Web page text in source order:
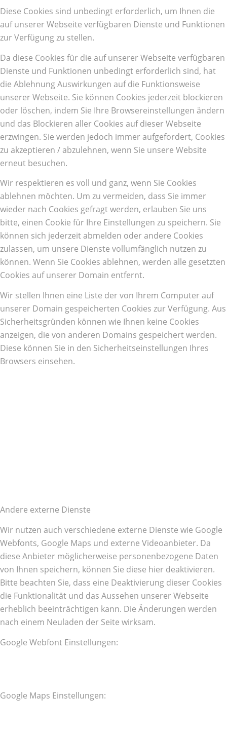
Diese Cookies sind unbedingt erforderlich, um Ihnen die
auf unserer Webseite verfügbaren Dienste und Funktionen
zur Verfügung zu stellen.
Da diese Cookies für die auf unserer Webseite verfügbaren
Dienste und Funktionen unbedingt erforderlich sind, hat
die Ablehnung Auswirkungen auf die Funktionsweise
unserer Webseite. Sie können Cookies jederzeit blockieren
oder löschen, indem Sie Ihre Browsereinstellungen ändern
und das Blockieren aller Cookies auf dieser Webseite
erzwingen. Sie werden jedoch immer aufgefordert, Cookies
zu akzeptieren / abzulehnen, wenn Sie unsere Website
erneut besuchen.
Wir respektieren es voll und ganz, wenn Sie Cookies
ablehnen möchten. Um zu vermeiden, dass Sie immer
wieder nach Cookies gefragt werden, erlauben Sie uns
bitte, einen Cookie für Ihre Einstellungen zu speichern. Sie
können sich jederzeit abmelden oder andere Cookies
zulassen, um unsere Dienste vollumfänglich nutzen zu
können. Wenn Sie Cookies ablehnen, werden alle gesetzten
Cookies auf unserer Domain entfernt.
Wir stellen Ihnen eine Liste der von Ihrem Computer auf
unserer Domain gespeicherten Cookies zur Verfügung. Aus
Sicherheitsgründen können wie Ihnen keine Cookies
anzeigen, die von anderen Domains gespeichert werden.
Diese können Sie in den Sicherheitseinstellungen Ihres
Browsers einsehen.
Andere externe Dienste
Wir nutzen auch verschiedene externe Dienste wie Google
Webfonts, Google Maps und externe Videoanbieter. Da
diese Anbieter möglicherweise personenbezogene Daten
von Ihnen speichern, können Sie diese hier deaktivieren.
Bitte beachten Sie, dass eine Deaktivierung dieser Cookies
die Funktionalität und das Aussehen unserer Webseite
erheblich beeinträchtigen kann. Die Änderungen werden
nach einem Neuladen der Seite wirksam.
Google Webfont Einstellungen:
Google Maps Einstellungen: